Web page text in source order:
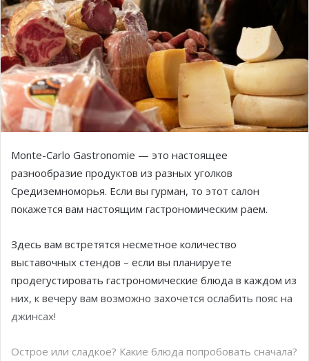
Monte-Carlo Gastronomie — это настоящее
разнообразие продуктов из разных уголков
Средиземноморья. Если вы гурман, то этот салон
покажется вам настоящим гастрономическим раем.
Здесь вам встретятся несметное количество
выставочных стендов – если вы планируете
продегустировать гастрономические блюда в каждом из
них, к вечеру вам возможно захочется ослабить пояс на
джинсах!
Острое или сладкое? Какие блюда попробовать сначала?